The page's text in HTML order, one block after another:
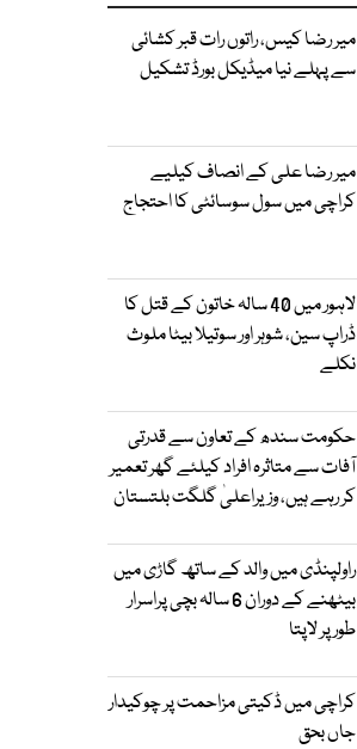
میر رضا کیس، راتوں رات قبر کشائی
سے پہلے نیا میڈیکل بورڈ تشکیل
میر رضا علی کے انصاف کیلیے
کراچی میں سول سوسائٹی کا احتجاج
لاہور میں 40 سالہ خاتون کے قتل کا
ڈراپ سین، شوہر اور سوتیلا بیٹا ملوث
نکلے
حکومت سندھ کے تعاون سے قدرتی
آفات سے متاثرہ افراد کیلئے گھر تعمیر
کر رہے ہیں، وزیراعلیٰ گلگت بلتستان
راولپنڈی میں والد کے ساتھ گاڑی میں
بیٹھنے کے دوران 6 سالہ بچی پراسرار
طور پر لاپتا
کراچی میں ڈکیتی مزاحمت پر چوکیدار
جاں بحق